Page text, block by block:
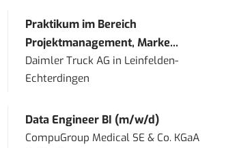
Praktikum im Bereich
Projektmanagement, Marke...
Daimler Truck AG in Leinfelden-
Echterdingen
Data Engineer BI (m/w/d)
CompuGroup Medical SE & Co. KGaA